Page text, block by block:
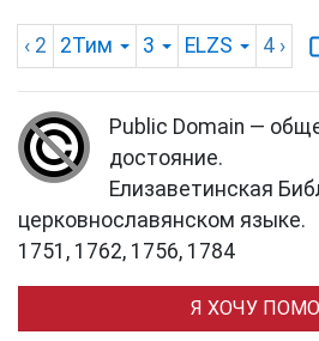
‹ 2 2Тим 3 ELZS 4 ›
Public Domain —
достояние.
Елизаветинская
церковнославянском языке.
1751, 1762, 1756, 1784
Я ХОЧУ